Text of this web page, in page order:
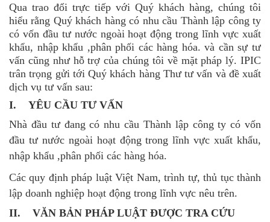
Qua trao đổi trực tiếp với Quý khách hàng, chúng tôi
hiểu rằng Quý khách hàng có nhu cầu Thành lập công ty
có vốn đầu tư nước ngoài hoạt động trong lĩnh vực xuất
khẩu, nhập khẩu ,phân phối các hàng hóa. và cần sự tư
vấn cũng như hỗ trợ của chúng tôi về mặt pháp lý. IPIC
trân trọng gửi tới Quý khách hàng Thư tư vấn và đề xuất
dịch vụ tư vấn sau:
I. YÊU CẦU TƯ VẤN
Nhà đầu tư đang có nhu cầu Thành lập công ty có vốn
đầu tư nước ngoài hoạt động trong lĩnh vực xuất khẩu,
nhập khẩu ,phân phối các hàng hóa.
Các quy định pháp luật Việt Nam, trình tự, thủ tục thành
lập doanh nghiệp hoạt động trong lĩnh vực nêu trên.
II. VĂN BẢN PHÁP LUẬT ĐƯỢC TRA CỨU